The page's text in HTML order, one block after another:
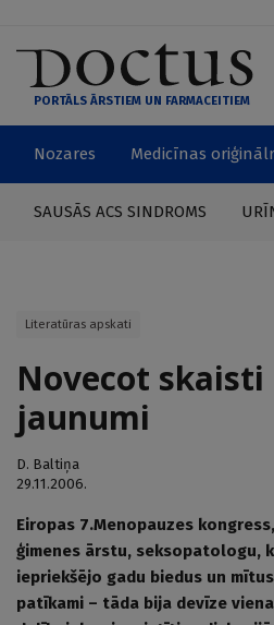
PORTĀLS ĀRSTIEM UN FARMACEITIEM
Nozares Medicīnas
SAUSĀS ACS SINDROMS
Literatūras apskati
Novecot
jaunumi
D. Baltiņa
29.11.2006.
Eiropas 7.Menopauzes
ģimenes ārstu, seksopatologu,
iepriekšējo gadu biedus un
patīkami – tāda bija devīze